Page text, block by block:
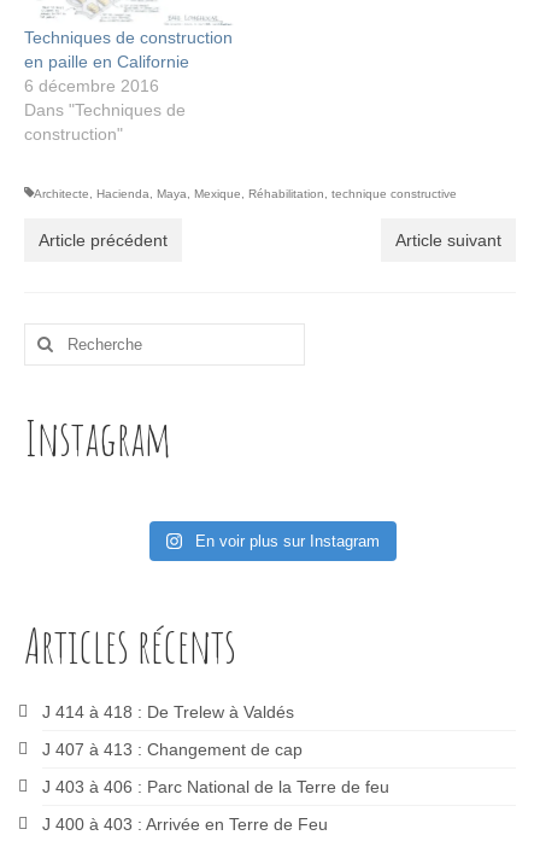
Techniques de construction
en paille en Californie
6 décembre 2016
Dans "Techniques de
construction"
Architecte, Hacienda, Maya, Mexique, Réhabilitation, technique constructive
Article précédent Article suivant
Rechercher
Instagram
En voir plus sur Instagram
Articles récents
J 414 à 418 : De Trelew à Valdés
J 407 à 413 : Changement de cap
J 403 à 406 : Parc National de la Terre de feu
J 400 à 403 : Arrivée en Terre de Feu